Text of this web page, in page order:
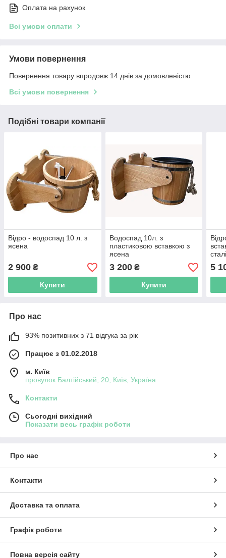
Оплата на рахунок
Всі умови оплати
Умови повернення
Повернення товару впродовж 14 днів за домовленістю
Всі умови повернення
Подібні товари компанії
Відро - водоспад 10 л. з
ясена
2 900 ₴
Купити
Водоспад 10л. з
пластиковою вставкою з
ясена
3 200₴
Купити
5
Про нас
93% позитивних з 71 відгука за рік
Працює з 01.02.2018
м. Київ
провулок Балтійський, 20, Київ, Україна
Контакти
Сьогодні вихідний
Показати весь графік роботи
Про нас
Контакти
Доставка та оплата
Графік роботи
Повна версія сайту